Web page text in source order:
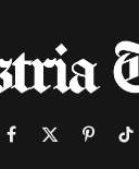
Facebook
X
Pinterest